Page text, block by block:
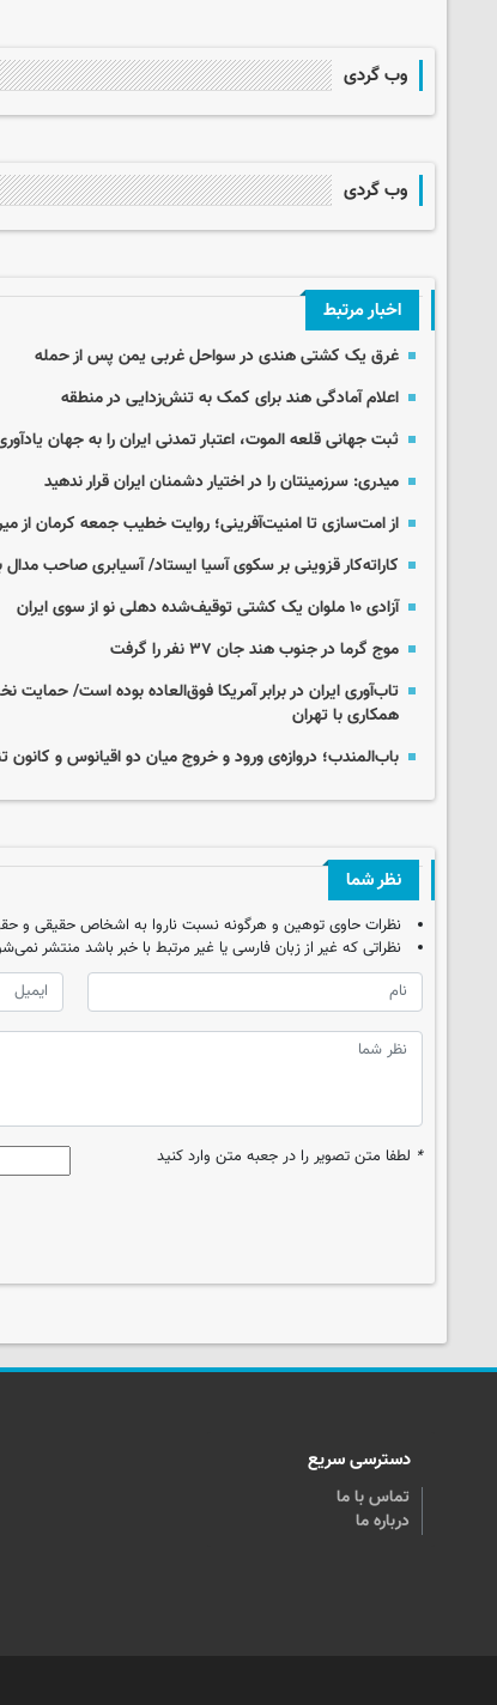
وب گردی
وب گردی
اخبار مرتبط
غرق یک کشتی هندی در سواحل غربی یمن پس از حمله
اعلام آمادگی هند برای کمک به تنش‌زدایی در منطقه
ثبت جهانی قلعه الموت، اعتبار تمدنی ایران را به جهان
میدری: سرزمینتان را در اختیار دشمنان ایران قرار ندهید
از امت‌سازی تا امنیت‌آفرینی؛ روایت خطیب جمعه کرمان از
کاراته‌کار قزوینی بر سکوی آسیا ایستاد/ آسیابری صاحب مدال
آزادی ۱۰ ملوان یک کشتی توقیف‌شده دهلی نو از سوی ایران
موج گرما در جنوب هند جان ۳۷ نفر را گرفت
تاب‌آوری ایران در برابر آمریکا فوق‌العاده بوده است/ حمایت
همکاری با تهران
باب‌المندب؛ دروازه‌ی ورود و خروج میان دو اقیانوس و
نظر شما
نظرات حاوی توهین و هرگونه نسبت ناروا به اشخاص حقیقی و
نظراتی که غیر از زبان فارسی یا غیر مرتبط با خبر باشد منتشر
* لطفا متن تصویر را در جعبه متن وارد کنید
دسترسی سریع
تماس با ما
درباره ما